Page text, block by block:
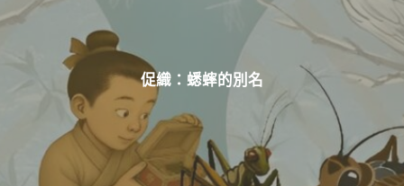
促織：蟋蟀的別名